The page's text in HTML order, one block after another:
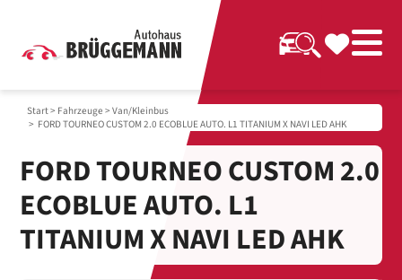
Start> Fahrzeuge >Van/Kleinbus
> FORD TOURNEO CUSTOM 2.0 ECOBLUE AUTO. L1 TITANIUM X NAVI LED AHK
FORD TOURNEO CUSTOM 2.0
ECOBLUE AUTO. L1
TITANIUM X NAVI LED AHK